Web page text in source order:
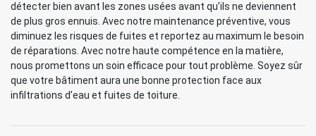
détecter bien avant les zones usées avant qu’ils ne deviennent
de plus gros ennuis. Avec notre maintenance préventive, vous
diminuez les risques de fuites et reportez au maximum le besoin
de réparations. Avec notre haute compétence en la matière,
nous promettons un soin efficace pour tout problème. Soyez sûr
que votre bâtiment aura une bonne protection face aux
infiltrations d’eau et fuites de toiture.